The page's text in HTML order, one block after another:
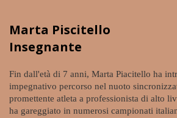
Marta Piscitello
Insegnante
Fin dall'età di 7 anni, Marta Piacitello ha
impegnativo percorso nel nuoto
promettente atleta a professionista di alto
ha gareggiato in numerosi campionati